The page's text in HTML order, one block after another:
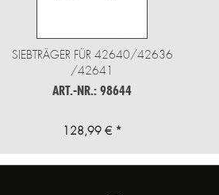
SIEBTRÄGER FÜR 42640/42636
/42641
ART.-NR.: 98644
128,99 € *